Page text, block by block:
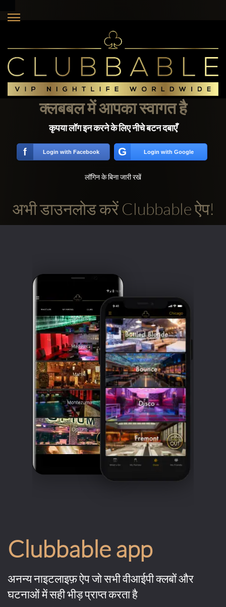
Clubbable
सामाजिक
क्लबबल में आपका स्वागत है
कृपया लॉग इन करने के लिए नीचे बटन दबाएँ
f Login with Facebook G Login with Google
लॉगिन के बिना जारी रखें
अभी डाउनलोड करें Clubbable ऐप!
Clubbable app
अनन्य नाइटलाइफ़ ऐप जो सभी वीआईपी क्लबों और
घटनाओं में सही भीड़ प्राप्त करता है